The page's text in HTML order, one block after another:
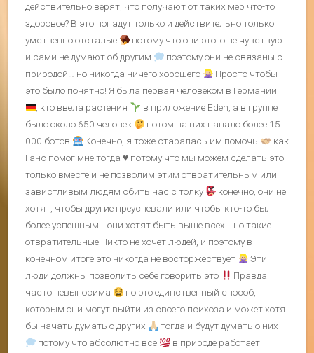
действительно верят, что получают от таких мер что-то
здоровое? В это попадут только и действительно только
умственно отсталые
потому что они этого не чувствуют
и сами не думают об другим
поэтому они не связаны с
природой… но никогда ничего хорошего
Просто чтобы
это было понятно! Я была первая человеком в Германии
, кто ввела растения
в приложение Eden, а в группе
было около 650 человек
потом на них напало более 15
000 ботов
Конечно, я тоже старалась им помочь
как
Ганс помог мне тогда ♥️ потому что мы можем сделать это
только вместе и не позволим этим отвратительным или
завистливым людям сбить нас с толку
конечно, они не
хотят, чтобы другие преуспевали или чтобы кто-то был
более успешным… они хотят быть выше всех… но такие
отвратительные Никто не хочет людей, и поэтому в
конечном итоге это никогда не восторжествует
Эти
люди должны позволить себе говорить это
Правда
часто невыносима
но это единственный способ,
которым они могут выйти из своего психоза и может хотя
бы начать думать о других
тогда и будут думать о них
потому что абсолютно всё
в природе работает